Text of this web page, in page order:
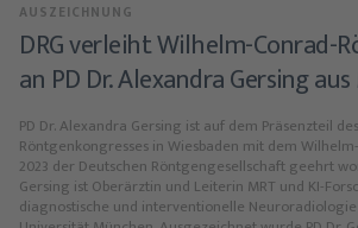
AUSZEICHNUNG
DRG verleiht Wilhelm-Conrad-
an PD Dr. Alexandra Gersing
PD Dr. Alexandra Gersing ist auf dem Präsenzteil
Röntgenkongresses in Wiesbaden mit dem
2023 der Deutschen Röntgengesellschaft geehrt
Gersing ist Oberärztin und Leiterin MRT und KI-
diagnostische und interventionelle